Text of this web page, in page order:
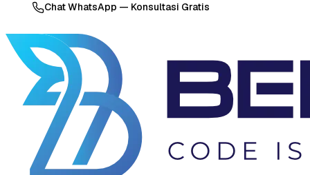
Chat WhatsApp — Konsultasi Gratis